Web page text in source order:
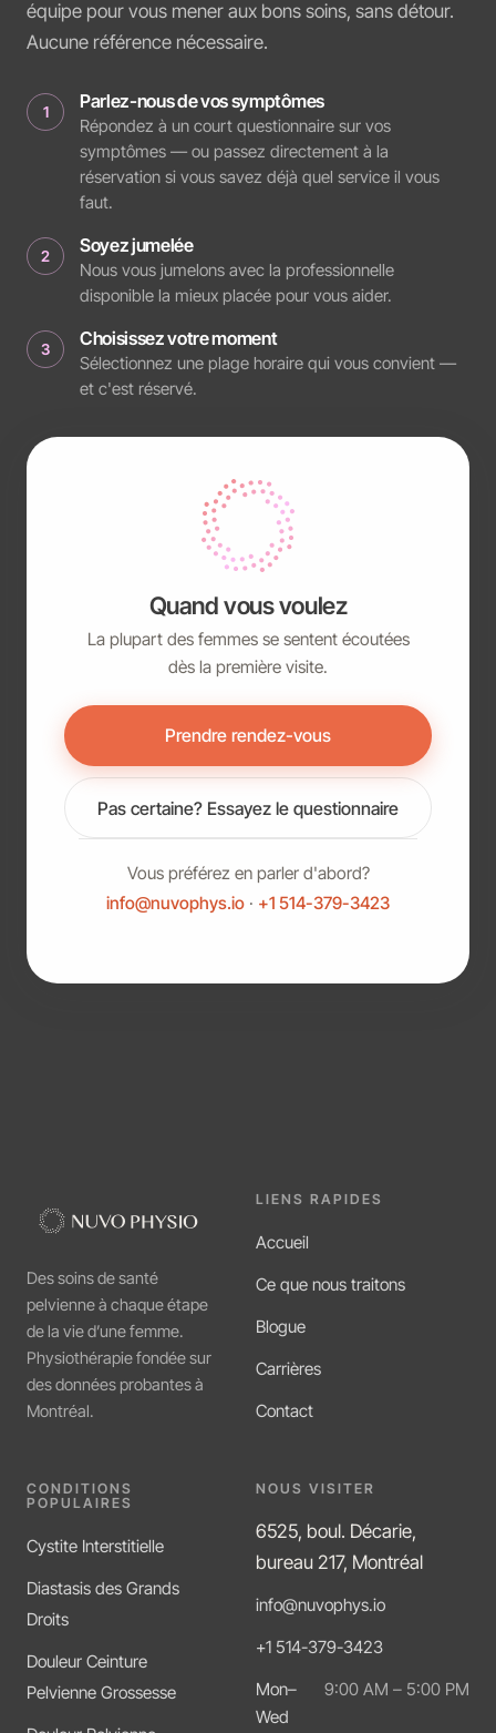
équipe pour vous mener aux bons soins, sans détour.
Aucune référence nécessaire.
1 Parlez-nous de vos symptômes
Répondez à un court questionnaire sur vos
symptômes — ou passez directement à la
réservation si vous savez déjà quel service il vous
faut.
2 Soyez jumelée
Nous vous jumelons avec la professionnelle
disponible la mieux placée pour vous aider.
3 Choisissez votre moment
Sélectionnez une plage horaire qui vous convient —
et c'est réservé.
Quand vous voulez
La plupart des femmes se sentent écoutées
dès la première visite.
Prendre rendez-vous
Pas certaine? Essayez le questionnaire
Vous préférez en parler d'abord?
info@nuvophys.io · +1 514-379-3423
Des soins de santé
pelvienne à chaque étape
de la vie d’une femme.
Physiothérapie fondée sur
des données probantes à
Montréal.
LIENS RAPIDES
Accueil
Ce que nous traitons
Blogue
Carrières
Contact
CONDITIONS
POPULAIRES
Cystite Interstitielle
Diastasis des Grands
Droits
Douleur Ceinture
Pelvienne Grossesse
NOUS VISITER
6525, boul. Décarie,
bureau 217, Montréal
info@nuvophys.io
+1 514-379-3423
Mon–
Wed
9:00 AM – 5:00 PM